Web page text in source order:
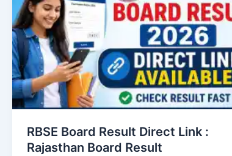
RBSE Board Result Direct Link : ​
Rajasthan Board Result